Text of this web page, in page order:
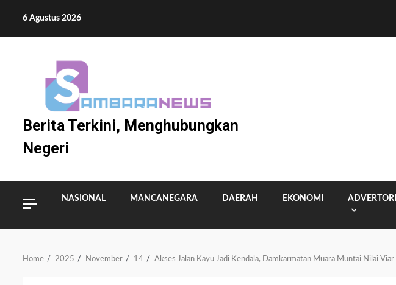
content
6 Agustus 2026
Berita Terkini, Menghubungkan
Negeri
NASIONAL MANCANEGARA DAERAH EKONOMI
Home 2025 November 14 Akses Jalan Kayu Jadi Kendala, Damkarmatan Muara Muntai Nilai